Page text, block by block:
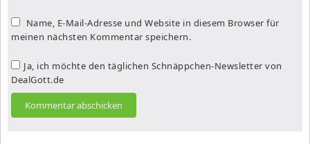
Name, E-Mail-Adresse und Website in diesem Browser für
meinen nächsten Kommentar speichern.
Ja, ich möchte den täglichen Schnäppchen-Newsletter von
DealGott.de